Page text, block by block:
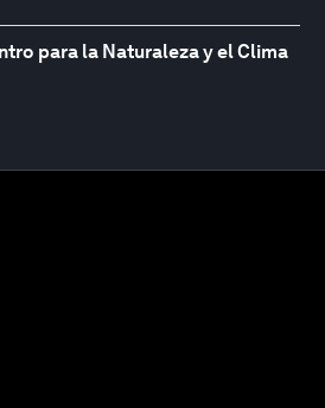
para la Naturaleza y el Clima